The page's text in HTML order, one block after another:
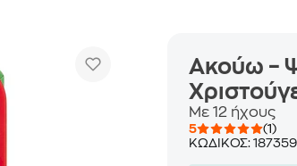
Ακούω –
Με 12 ήχους
5
(1)
ΚΩΔΙΚΟΣ: